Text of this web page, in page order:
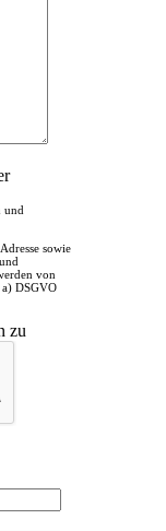
und
sowie
von
DSGVO
zu